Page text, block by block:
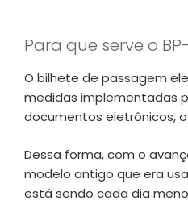
Para que serve o
O bilhete de passagem
medidas implementadas
documentos eletrônicos, o
Dessa forma, com o
modelo antigo que era
está sendo cada dia